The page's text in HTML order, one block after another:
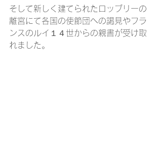
そして新しく建てられたロッブリーの
離宮にて各国の使節団への謁見やフラ
ンスのルイ１４世からの親書が受け取
れました。